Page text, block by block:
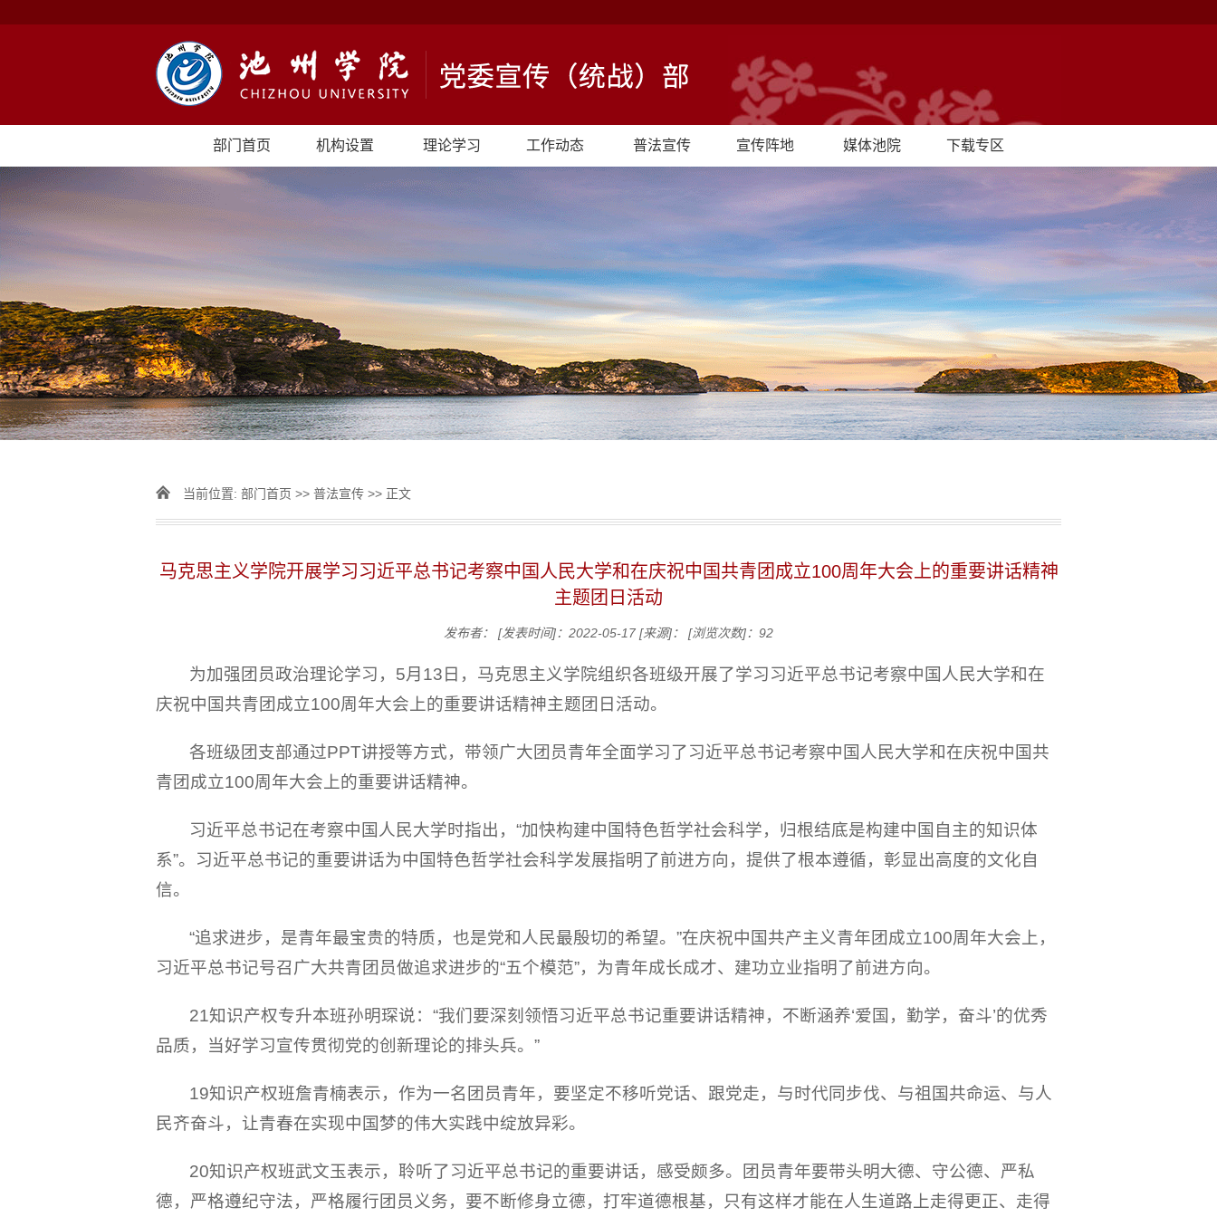
部门首页 机构设置 理论学习 工作动态 普法宣传 宣传阵地 媒体池院 下载专区
当前位置: 部门首页 >> 普法宣传 >> 正文
马克思主义学院开展学习习近平总书记考察中国人民大学和在庆祝中国共青团成立100周年大会上的重要讲话精神
主题团日活动
发布者： [发表时间]：2022-05-17 [来源]： [浏览次数]： 92
为加强团员政治理论学习，5月13日，马克思主义学院组织各班级开展了学习习近平总书记考察中国人民大学和在
庆祝中国共青团成立100周年大会上的重要讲话精神主题团日活动。
各班级团支部通过PPT讲授等方式，带领广大团员青年全面学习了习近平总书记考察中国人民大学和在庆祝中国共
青团成立100周年大会上的重要讲话精神。
习近平总书记在考察中国人民大学时指出，“加快构建中国特色哲学社会科学，归根结底是构建中国自主的知识体
系”。习近平总书记的重要讲话为中国特色哲学社会科学发展指明了前进方向，提供了根本遵循，彰显出高度的文化自
信。
“追求进步，是青年最宝贵的特质，也是党和人民最殷切的希望。”在庆祝中国共产主义青年团成立100周年大会上，
习近平总书记号召广大共青团员做追求进步的“五个模范”，为青年成长成才、建功立业指明了前进方向。
21知识产权专升本班孙明琛说：“我们要深刻领悟习近平总书记重要讲话精神，不断涵养‘爱国，勤学，奋斗’的优秀
品质，当好学习宣传贯彻党的创新理论的排头兵。”
19知识产权班詹青楠表示，作为一名团员青年，要坚定不移听党话、跟党走，与时代同步伐、与祖国共命运、与人
民齐奋斗，让青春在实现中国梦的伟大实践中绽放异彩。
20知识产权班武文玉表示，聆听了习近平总书记的重要讲话，感受颇多。团员青年要带头明大德、守公德、严私
德，严格遵纪守法，严格履行团员义务，要不断修身立德，打牢道德根基，只有这样才能在人生道路上走得更正、走得